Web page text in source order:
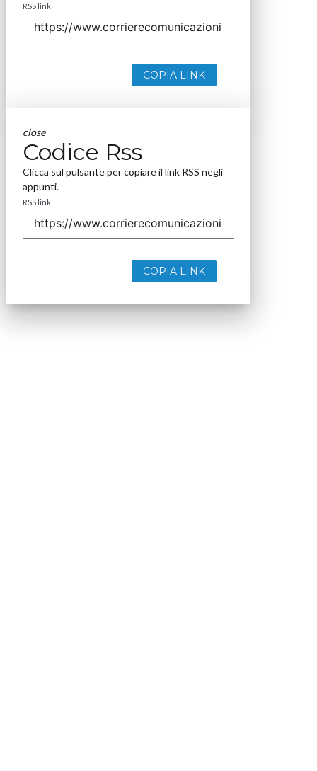
RSS link
COPIA LINK
close
Codice Rss
Clicca sul pulsante per copiare il link RSS negli
appunti.
RSS link
COPIA LINK